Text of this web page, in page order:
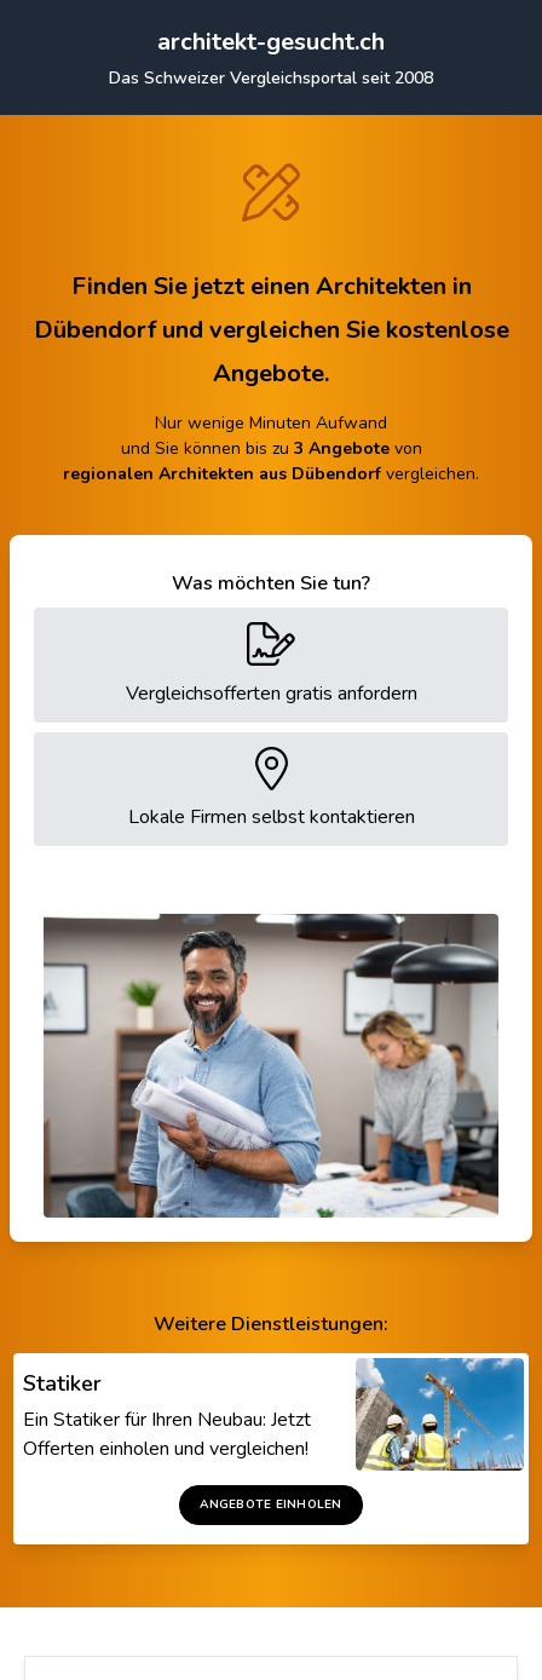
architekt-gesucht.ch
Das Schweizer Vergleichsportal seit 2008
Finden Sie jetzt einen Architekten in
Dübendorfund vergleichen Sie kostenlose
Angebote.
Nur wenige Minuten Aufwand
und Sie können bis zu 3 Angebotevon
regionalen Architekten aus Dübendorf vergleichen.
Was möchten Sie tun?
Vergleichsofferten gratis anfordern
Lokale Firmen selbst kontaktieren
Weitere Dienstleistungen:
Statiker
Ein Statiker für Ihren Neubau: Jetzt
Offerten einholen und vergleichen!
ANGEBOTE EINHOLEN